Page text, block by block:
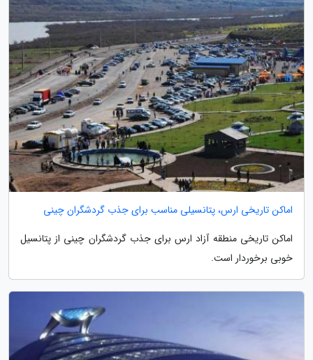
اماکن تاریخی ارس، پتانسیلی مناسب برای جذب گردشگران چینی
اماکن تاریخی منطقه آزاد ارس برای جذب گردشگران چینی از پتانسیل
خوبی برخوردار است.